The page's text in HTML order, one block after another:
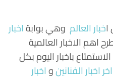
اخبار العالم وهي بوابةاخبار
اهم الاخبار العالمية
باخبار اليوم بكل
اخر اخبار الفنانينواخبار